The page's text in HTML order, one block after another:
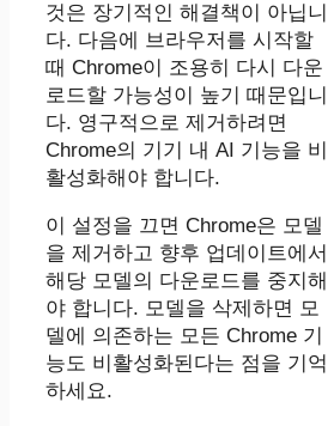
것은 장기적인 해결책이 아닙니
다. 다음에 브라우저를 시작할
때 Chrome이 조용히 다시 다운
로드할 가능성이 높기 때문입니
다. 영구적으로 제거하려면
Chrome의 기기 내 AI 기능을 비
활성화해야 합니다.
이 설정을 끄면 Chrome은 모델
을 제거하고 향후 업데이트에서
해당 모델의 다운로드를 중지해
야 합니다. 모델을 삭제하면 모
델에 의존하는 모든 Chrome 기
능도 비활성화된다는 점을 기억
하세요.